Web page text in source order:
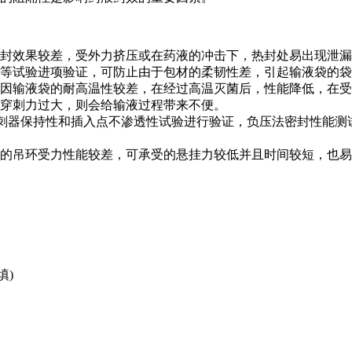
果较差，受外力挤压或在药液的冲击下，热封处易出现泄漏
验进项验证，可防止由于包材的柔韧性差，引起输液袋的袋
液袋的耐高温性较差，在经过高温灭菌后，性能降低，在受
力过大，则会给输液过程带来不便。
保持性和插入点不渗透性试验进行验证，负压法密封性能
环受力性能较差，可承受的悬挂力较低并且时间较短，也易
)